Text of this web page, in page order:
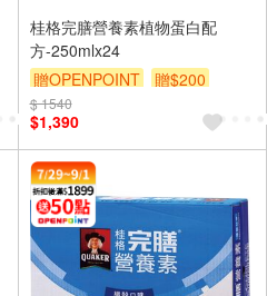
桂格完膳營養素植物蛋白配
方-250mlx24
贈OPENPOINT
贈$200
$ 1540
$1,390